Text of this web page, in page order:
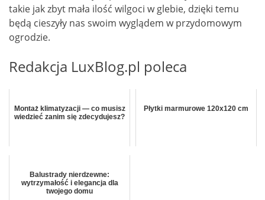
takie jak zbyt mała ilość wilgoci w glebie, dzięki temu
będą cieszyły nas swoim wyglądem w przydomowym
ogrodzie.
Redakcja LuxBlog.pl poleca
Montaż klimatyzacji — co musisz
wiedzieć zanim się zdecydujesz?
Płytki marmurowe 120x120 cm
Balustrady nierdzewne:
wytrzymałość i elegancja dla
twojego domu